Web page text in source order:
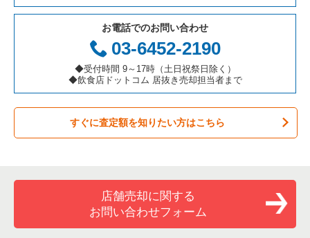
テイクアウトの居抜き売却物件の案件一覧
お弁当・惣菜・デリの居抜き売却物件の案件一覧
カラオケ・パブ・スナックの居抜き売却物件の案件一覧
バーの居抜き売却物件の案件一覧
居酒屋・ダイニングバーの居抜き売却物件の案件一覧
洋食の居抜き売却物件の案件一覧
岐阜県の飲食店の居抜き売却物件の案件一覧
三重県の飲食店の居抜き売却物件の案件一覧
港区の飲食店の居抜き売却物件の案件一覧
足立区の飲食店の居抜き売却物件の案件一覧
板橋区の飲食店の居抜き売却物件の案件一覧
台東区の飲食店の居抜き売却物件の案件一覧
練馬区の飲食店の居抜き売却物件の案件一覧
北区の飲食店の居抜き売却物件の案件一覧
東京23区の鉄板焼き・お好み焼の居抜き売却物件の案件一覧
東京23区のアジア料理の居抜き売却物件の案件一覧
東京23区のカフェの居抜き売却物件の案件一覧
東京23区のテイクアウトの居抜き売却物件の案件一覧
東京23区のお弁当・惣菜・デリの居抜き売却物件の案件一覧
東京23区のバーの居抜き売却物件の案件一覧
東京23区の居酒屋・ダイニングバーの居抜き売却物件の案件一
お電話でのお問い合わせ
03-6452-2190
◆受付時間 9～17時（土日祝祭日除く）
◆飲食店ドットコム 居抜き売却担当者まで
すぐに査定額を知りたい方はこちら
店舗売却に関する
お問い合わせフォーム